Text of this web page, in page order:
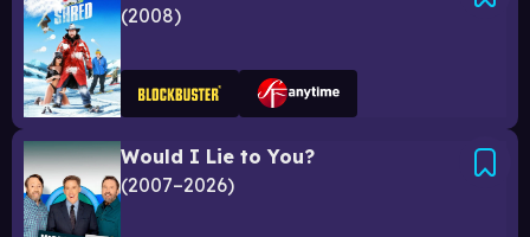
2008
Would I Lie to You?
2007–2026